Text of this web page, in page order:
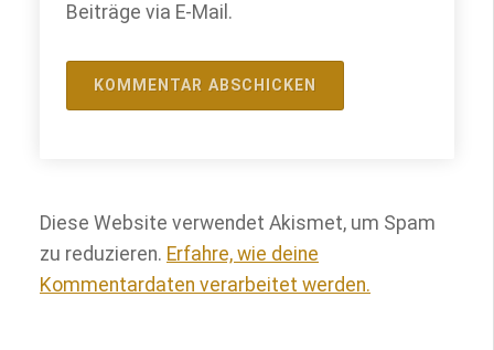
Beiträge via E-Mail.
Diese Website verwendet Akismet, um Spam
zu reduzieren. Erfahre, wie deine
Kommentardaten verarbeitet werden.